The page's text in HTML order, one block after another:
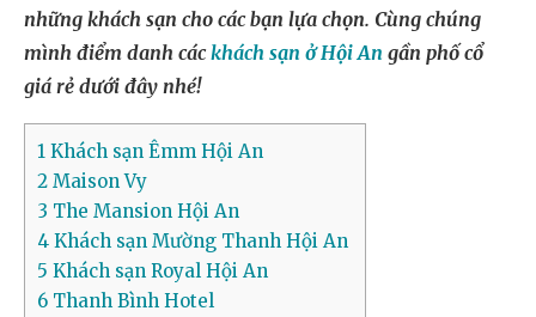
những khách sạn cho các bạn lựa chọn. Cùng chúng
mình điểm danh cáckhách sạn ở Hội An gần phố cổ
giá rẻ dưới đây nhé!
1 Khách sạn Êmm Hội An
2 Maison Vy
3 The Mansion Hội An
4 Khách sạn Mường Thanh Hội An
5 Khách sạn Royal Hội An
6 Thanh Bình Hotel